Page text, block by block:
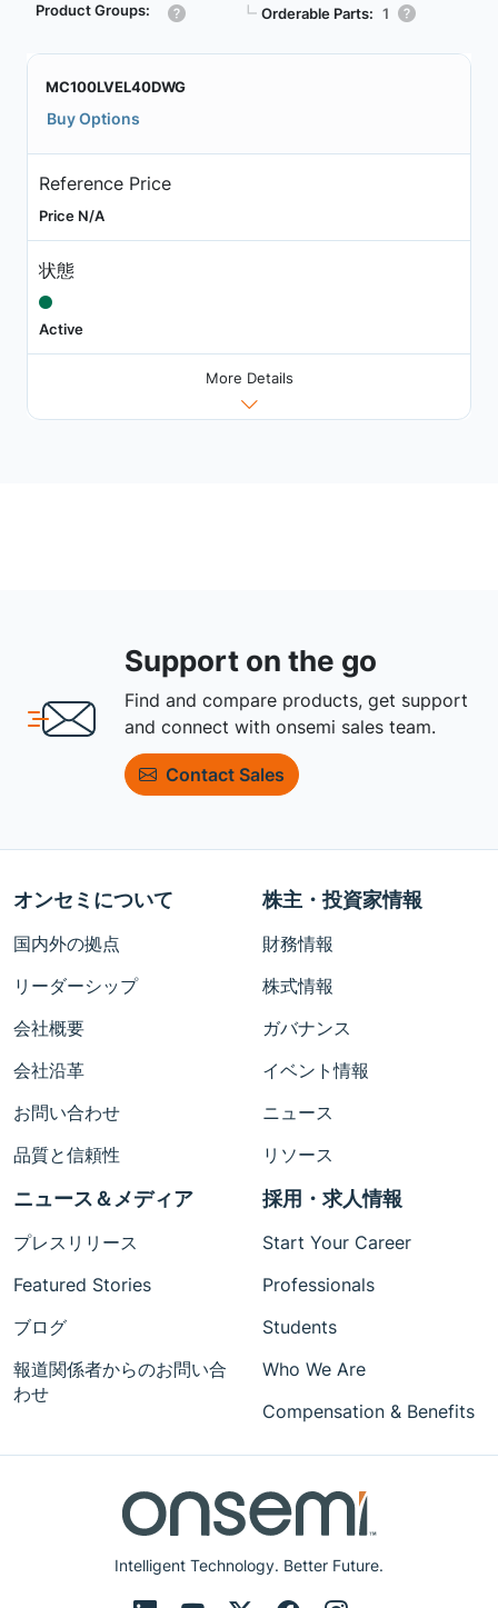
Product Groups: ┗ Orderable Parts: 1
MC100LVEL40DWG
Buy Options
Reference Price
Price N/A
状態
Active
More Details
Support on the go
Find and compare products, get support
and connect with onsemi sales team.
Contact Sales
Intelligent Technology. Better Future.
オンセミについて
国内外の拠点
リーダーシップ
会社概要
会社沿革
お問い合わせ
品質と信頼性
株主・投資家情報
財務情報
株式情報
ガバナンス
イベント情報
ニュース
リソース
ニュース＆メディア
プレスリリース
Featured Stories
ブログ
報道関係者からのお問い合
わせ
採用・求人情報
Start Your Career
Professionals
Students
Who We Are
Compensation & Benefits